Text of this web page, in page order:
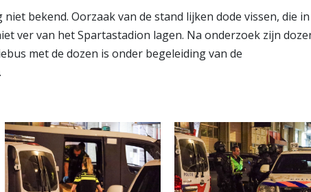
bekend. Oorzaak van de stand lijken dode vissen, die in
ver van het Spartastadion lagen. Na onderzoek zijn
met de dozen is onder begeleiding van de